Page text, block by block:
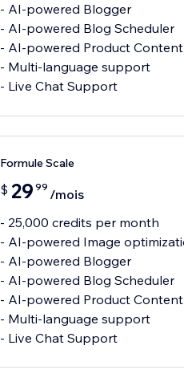
- AI-powered Blogger
- AI-powered Blog Scheduler
- AI-powered Product Content
- Multi-language support
- Live Chat Support
Formule Scale
$ 29 99 /mois
- 25,000 credits per month
- AI-powered Image
- AI-powered Blogger
- AI-powered Blog Scheduler
- AI-powered Product Content
- Multi-language support
- Live Chat Support